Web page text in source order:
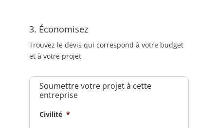
3. Économisez
Trouvez le devis qui correspond à votre budget
et à votre projet
Soumettre votre projet à cette
entreprise
Civilité *